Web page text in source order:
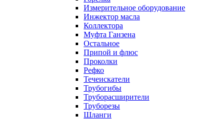
Измерительное оборудование
Инжектор масла
Коллектора
Муфта Ганзена
Остальное
Припой и флюс
Проколки
Рефко
Течеискатели
Трубогибы
Труборасширители
Труборезы
Шланги